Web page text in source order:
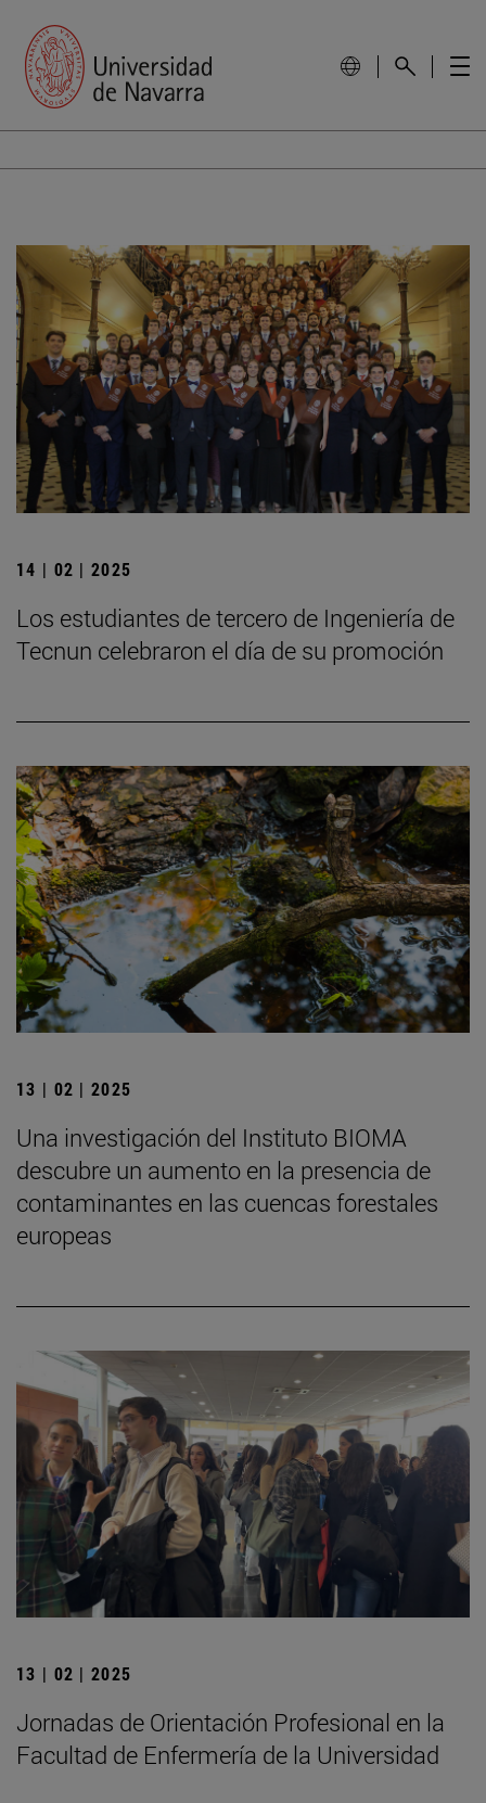
14 | 02 | 2025
Los estudiantes de tercero de Ingeniería de
Tecnun celebraron el día de su promoción
13 | 02 | 2025
Una investigación del Instituto BIOMA
descubre un aumento en la presencia de
contaminantes en las cuencas forestales
europeas
13 | 02 | 2025
Jornadas de Orientación Profesional en la
Facultad de Enfermería de la Universidad